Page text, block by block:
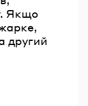
Якщо
другий